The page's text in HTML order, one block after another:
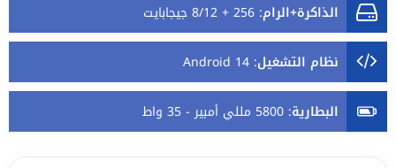
الذاكرة+الرام: 256 + 8/12 جيجابايت
نظام التشغيل:
Android 14
البطارية: 5800 مللي أمبير - 35 واط